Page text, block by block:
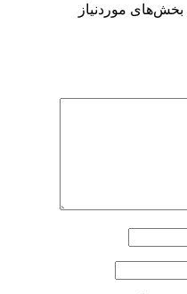
بخش‌های موردنیاز